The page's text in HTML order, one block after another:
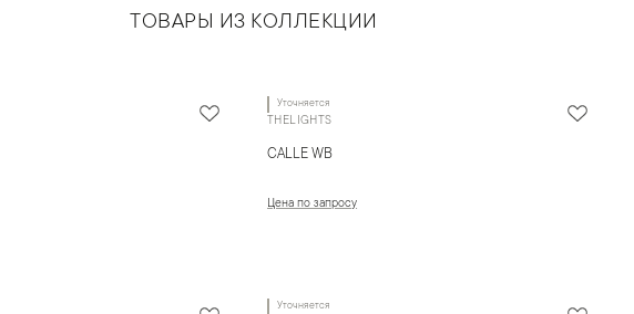
ТОВАРЫ ИЗ КОЛЛЕКЦИИ
Уточняется
THELIGHTS
CALLE WB
Цена по запросу
Уточняется